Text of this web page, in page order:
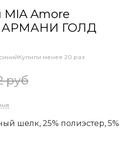
MIA Amore
АРМАНИ ГОЛД
Купили менее 20 раз
руб
шелк, 25% полиэстер, 5%